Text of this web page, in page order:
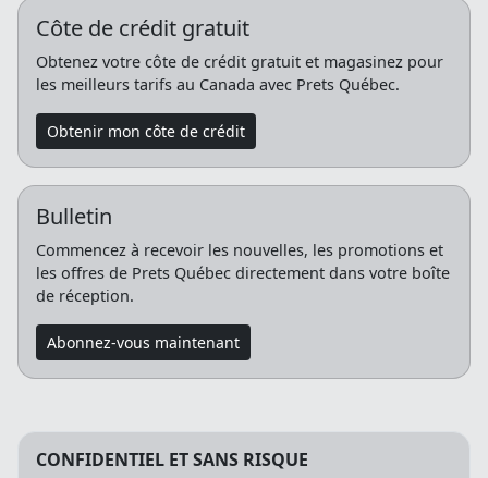
Côte de crédit gratuit
Obtenez votre côte de crédit gratuit et magasinez pour
les meilleurs tarifs au Canada avec Prets Québec.
Obtenir mon côte de crédit
Bulletin
Commencez à recevoir les nouvelles, les promotions et
les offres de Prets Québec directement dans votre boîte
de réception.
Abonnez-vous maintenant
CONFIDENTIEL ET SANS RISQUE